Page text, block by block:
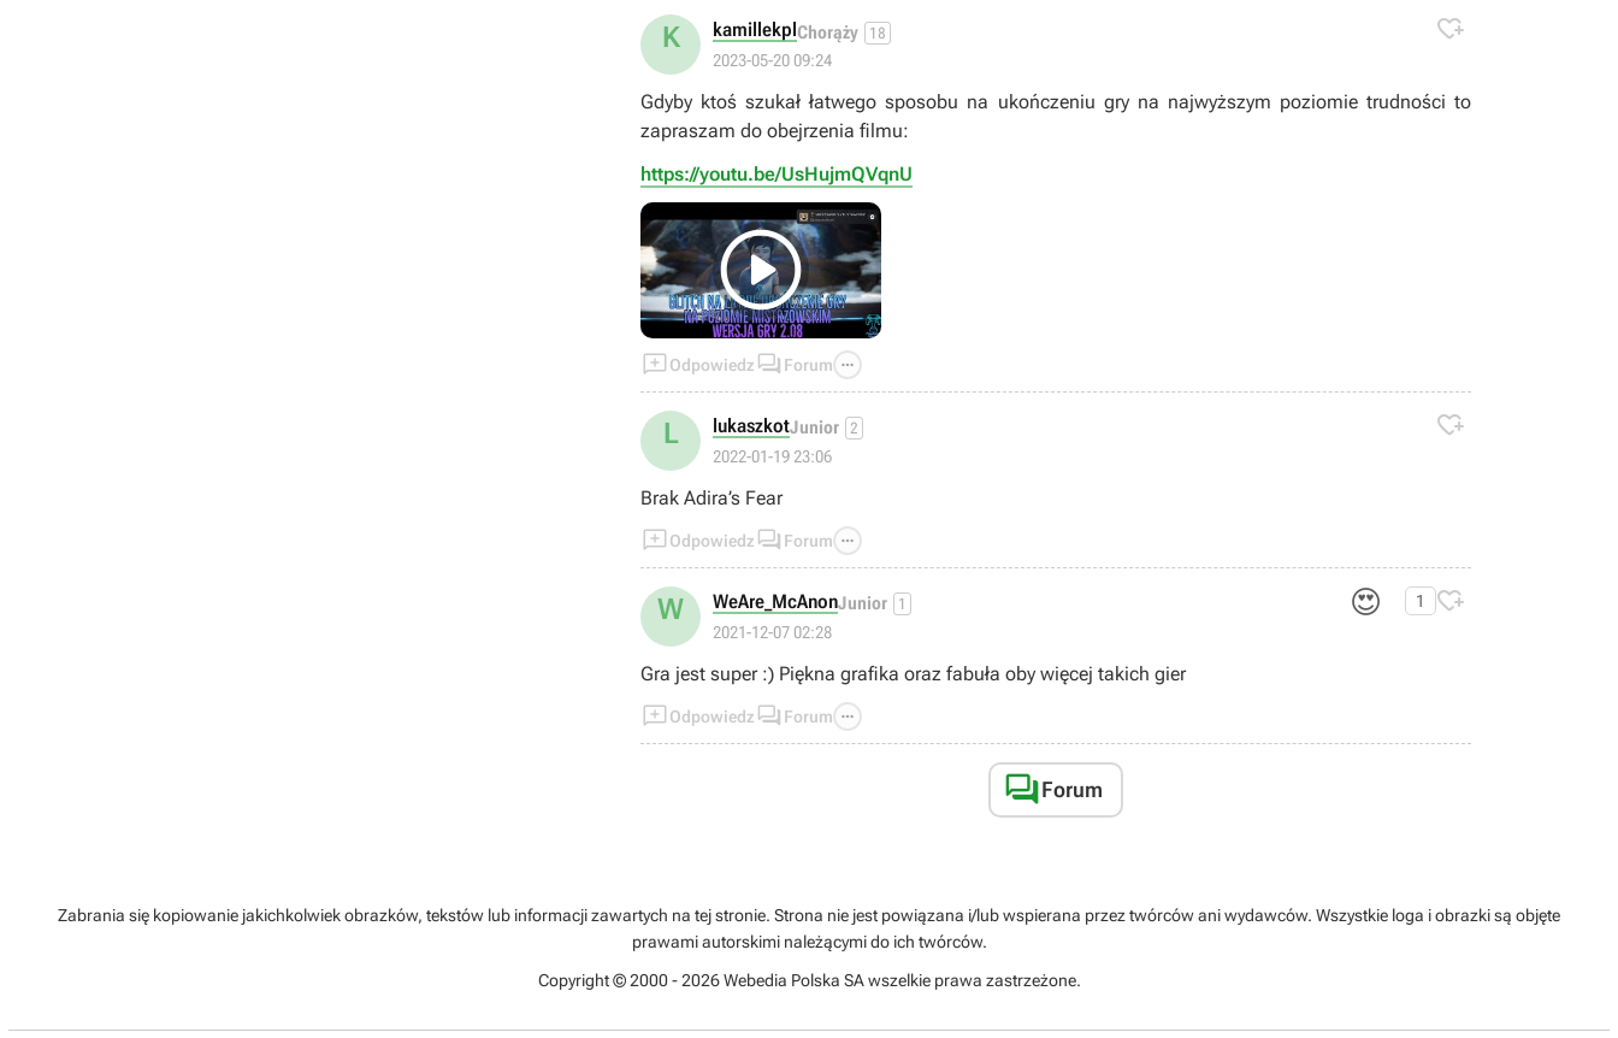
K kamillekplChorąży 18
2023-05-20 09:24

Gdyby ktoś szukał łatwego sposobu na ukończeniu gry na najwyższym poziomie trudności to
zapraszam do obejrzenia filmu:
https://youtu.be/UsHujmQVqnU

Odpowiedz  Forum 
L lukaszkotJunior 2
2022-01-19 23:06

Brak Adira’s Fear
Odpowiedz  Forum 
W 😍
WeAre_McAnonJunior 1
2021-12-07 02:28
1 
Gra jest super :) Piękna grafika oraz fabuła oby więcej takich gier
Odpowiedz  Forum 
Forum
Zabrania się kopiowanie jakichkolwiek obrazków, tekstów lub informacji zawartych na tej stronie. Strona nie jest powiązana i/lub wspierana przez twórców ani wydawców. Wszystkie loga i obrazki są objęte
prawami autorskimi należącymi do ich twórców.
Copyright © 2000 - 2026 Webedia Polska SA wszelkie prawa zastrzeżone.